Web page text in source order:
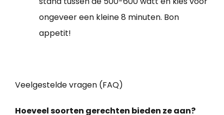
ongeveer een kleine 8 minuten. Bon
appetit!
Veelgestelde vragen (FAQ)
Hoeveel soorten gerechten bieden ze aan?